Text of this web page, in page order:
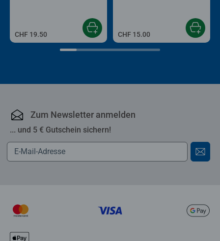
CHF 19.50 CHF 15.00
Zum Newsletter anmelden
... und 5 € Gutschein sichern!